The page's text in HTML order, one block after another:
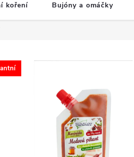
koření Bujóny a omáčky